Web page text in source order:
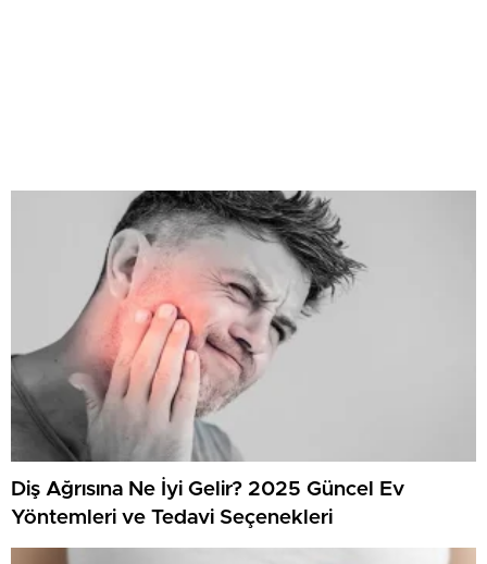
Diş Ağrısına Ne İyi Gelir? 2025 Güncel Ev
Yöntemleri ve Tedavi Seçenekleri